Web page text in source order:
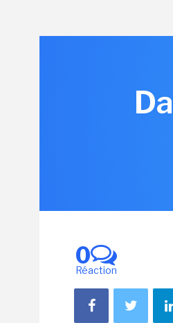
0
Réaction